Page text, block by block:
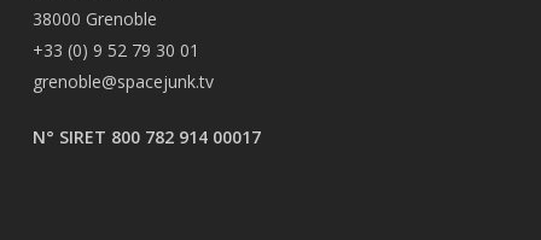
38000 Grenoble
+33 (0) 9 52 79 30 01
grenoble@spacejunk.tv
N° SIRET 800 782 914 00017